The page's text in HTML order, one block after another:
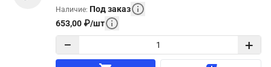
Наличие: Под заказ
653,00 ₽/шт
− +